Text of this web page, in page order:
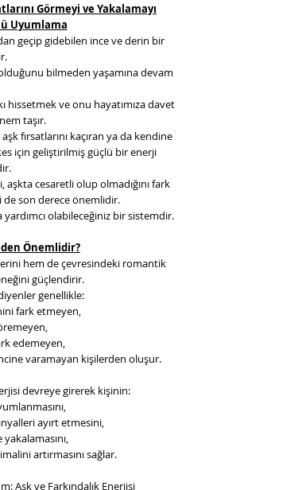
Görmeyi ve Yakalamayı
Uyumlama
geçip gidebilen ince ve derin bir
bilmeden yaşamına devam
hissetmek ve onu hayatımıza davet
taşır.
fırsatlarını kaçıran ya da kendine
için geliştirilmiş güçlü bir enerji
cesaretli olup olmadığını fark
de son derece önemlidir.
olabileceğiniz bir sistemdir.
Önemlidir?
hem de çevresindeki romantik
güçlendirir.
genellikle:
fark etmeyen,
edemeyen,
varamayan kişilerden oluşur.
devreye girerek kişinin:
ayırt etmesini,
artırmasını sağlar.
Aşk ve Farkındalık Enerjisi